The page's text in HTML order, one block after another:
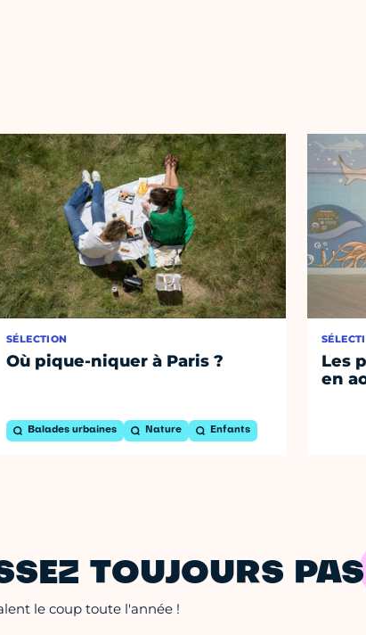
SÉLECTION
Où pique-niquer à Paris ?
Balades urbaines Nature Enfants
Les
en
TOUJOURS
le coup toute l'année !